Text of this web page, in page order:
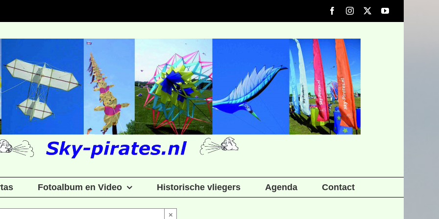
FacebookInstagram YouTube
Fotoalbum en Video Historische vliegers Agenda Contact
×